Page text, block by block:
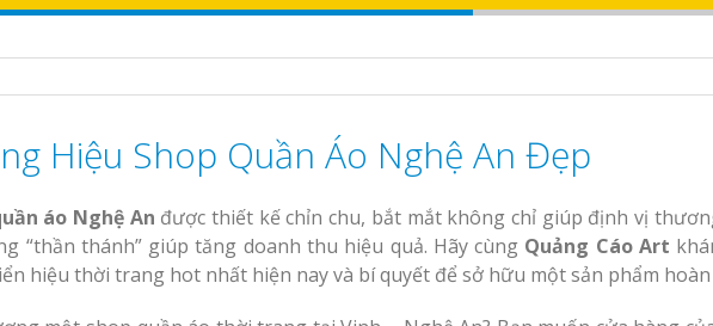
Hiệu Shop Quần Áo Nghệ An Đẹp
áo Nghệ An được thiết kế chỉn chu, bắt mắt không chỉ giúp định vị
“thần thánh” giúp tăng doanh thu hiệu quả. Hãy cùng Quảng Cáo Art
hiệu thời trang hot nhất hiện nay và bí quyết để sở hữu một sản phẩm hoàn
Nha Trang
Phê Bình Dương Trọn Gói
Làm bảng hiệu trà
Bình Dương
Dương
Thi công biển quảng
cáo Thuận An Bình
Gía Xưởng